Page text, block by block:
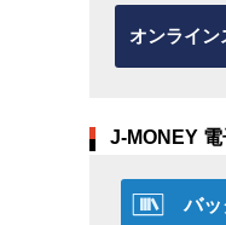
オンライン
J-MONEY
バ